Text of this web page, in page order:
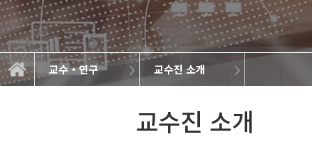
교수・연구 교수진 소개
학과 소개
교수・연구
게시판
교수진 소개
연구분야
교수진 소개